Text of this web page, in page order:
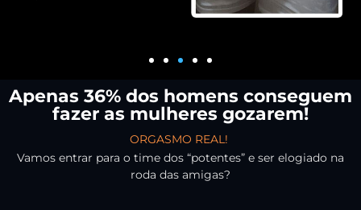
Apenas 36% dos homens conseguem
fazer as mulheres gozarem!
ORGASMO REAL!
Vamos entrar para o time dos “potentes” e ser elogiado na
roda das amigas?